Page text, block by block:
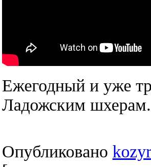
Ежегодный и уже
Ладожским шхерам.
Опубликовано